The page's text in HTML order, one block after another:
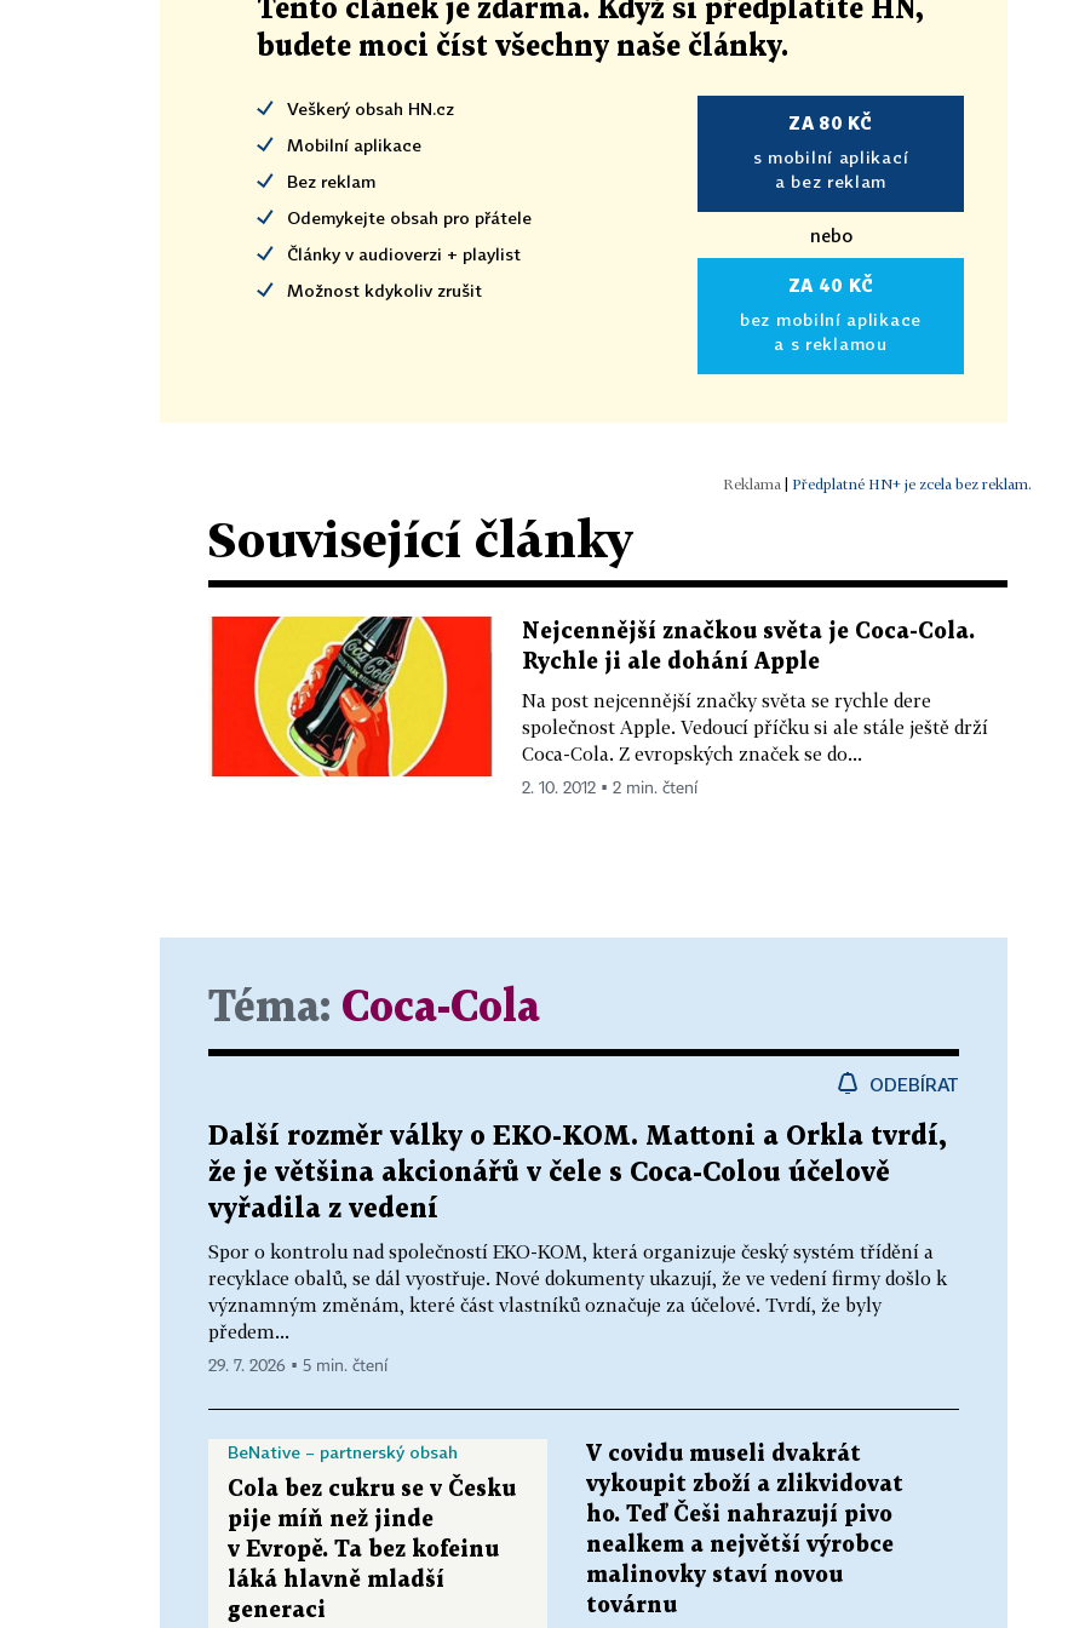
Tento článek je zdarma. Když si předplatíte HN,
budete moci číst všechny naše články.
Veškerý obsah HN.cz
Mobilní aplikace
Bez reklam
Odemykejte obsah pro přátele
Články v audioverzi + playlist
Možnost kdykoliv zrušit
ZA 80 KČ
s mobilní aplikací
a bez reklam
nebo
ZA 40 KČ
bez mobilní aplikace
a s reklamou
| Předplatné HN+ je zcela bez reklam.
Související články
Nejcennější značkou světa je Coca-Cola.
Rychle ji ale dohání Apple
Na post nejcennější značky světa se rychle dere
společnost Apple. Vedoucí příčku si ale stále ještě drží
Coca-Cola. Z evropských značek se do...
2. 10. 2012 ▪ 2 min. čtení
Téma: Coca-Cola
ODEBÍRAT
Další rozměr války o EKO-KOM. Mattoni a Orkla tvrdí,
že je většina akcionářů v čele s Coca-Colou účelově
vyřadila z vedení
Spor o kontrolu nad společností EKO-KOM, která organizuje český systém třídění a
recyklace obalů, se dál vyostřuje. Nové dokumenty ukazují, že ve vedení firmy došlo k
významným změnám, které část vlastníků označuje za účelové. Tvrdí, že byly
předem...
29. 7. 2026 ▪ 5 min. čtení
BeNative – partnerský obsah
Cola bez cukru se v Česku
pije míň než jinde
v Evropě. Ta bez kofeinu
láká hlavně mladší
generaci
V covidu museli dvakrát
vykoupit zboží a zlikvidovat
ho. Teď Češi nahrazují pivo
nealkem a největší výrobce
malinovky staví novou
továrnu